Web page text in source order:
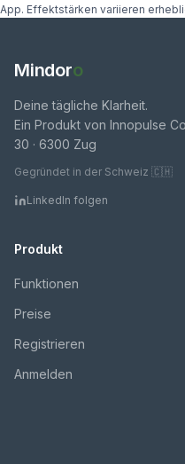
App. Effektstärken variieren
Mindoro
Deine tägliche Klarheit.
Ein Produkt von Innopulse
30 · 6300 Zug
Gegründet in der Schweiz 🇨🇭
LinkedIn folgen
Produkt
Funktionen
Preise
Registrieren
Anmelden